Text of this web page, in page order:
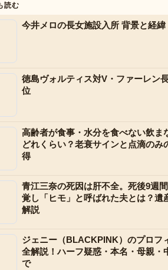
読む
今井メロの長女施設入所 背景と経緯
徳島ヴォルティス対V・ファーレン
位
高齢者が食事・水分を食べない飲ま
どれくらい？老衰サインと点滴のみ
得
青江三奈の死因は肝不全。死後9週
覚し「ヒモ」と呼ばれた夫とは？遺
解説
ジェニー（BLACKPINK）のプロフ
全解説！ハーフ疑惑・本名・母親・
で